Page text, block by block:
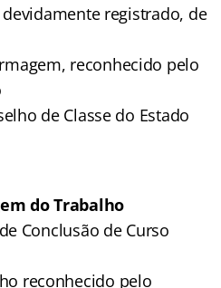
registrado, de
reconhecido pelo
de Classe do Estado
do Trabalho
Conclusão de Curso
reconhecido pelo